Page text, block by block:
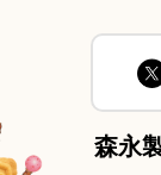
森永